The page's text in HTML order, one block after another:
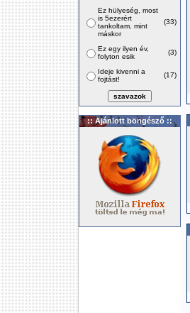
Ez hülyeség, most
is 5ezerért
tankoltam, mint
máskor
(33)
Ez egy ilyen év,
folyton esik
(3)
Ideje kivenni a
fojtást!
(17)
:: Ajánlott böngésző ::